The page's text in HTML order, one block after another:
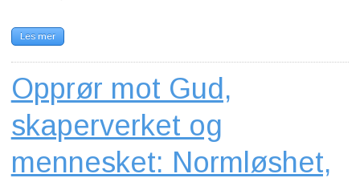
Les mer
Opprør mot Gud,
skaperverket og
mennesket: Normløshet,